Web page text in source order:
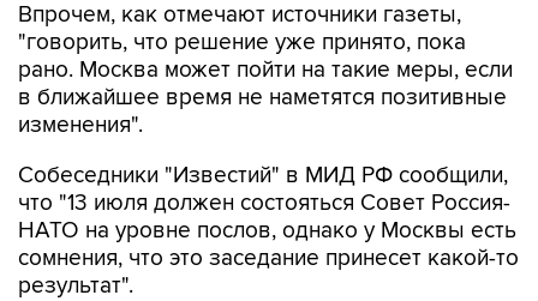
Впрочем, как отмечают источники газеты,
"говорить, что решение уже принято, пока
рано. Москва может пойти на такие меры, если
в ближайшее время не наметятся позитивные
изменения".
Собеседники "Известий" в МИД РФ сообщили,
что "13 июля должен состояться Совет Россия-
НАТО на уровне послов, однако у Москвы есть
сомнения, что это заседание принесет какой-то
результат".